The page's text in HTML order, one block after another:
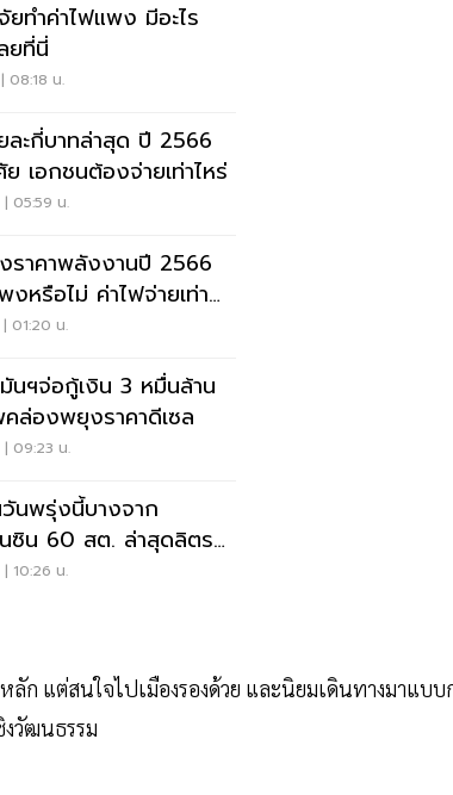
ยทำค่าไฟแพง มีอะไร
ยที่นี่
08:18 น.
ละกี่บาทล่าสุด ปี 2566
เอกชนต้องจ่ายเท่าไหร่
05:59 น.
ราคาพลังงานปี 2566
หรือไม่ ค่าไฟจ่ายเท่า
01:20 น.
นฯจ่อกู้เงิน 3 หมื่นล้าน
คล่องพยุงราคาดีเซล
09:23 น.
วันพรุ่งนี้บางจาก
ดลิตรละ
10:26 น.
ก แต่สนใจไปเมืองรองด้วย และนิยมเดินทางมาแบบ
วัฒนธรรม